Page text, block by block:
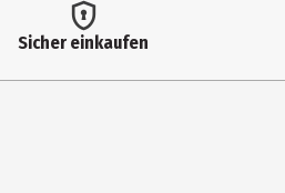
Geeignet für
Sicher einkaufen